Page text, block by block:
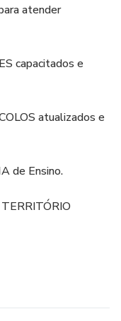
atender
capacitados e
atualizados e
de Ensino.